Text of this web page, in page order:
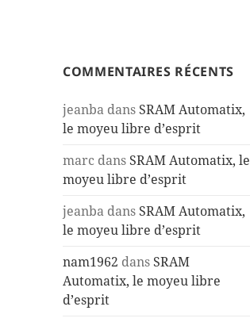
COMMENTAIRES RÉCENTS
jeanba dans SRAM Automatix,
le moyeu libre d’esprit
marc dans SRAM Automatix, le
moyeu libre d’esprit
jeanba dans SRAM Automatix,
le moyeu libre d’esprit
nam1962 dans SRAM
Automatix, le moyeu libre
d’esprit